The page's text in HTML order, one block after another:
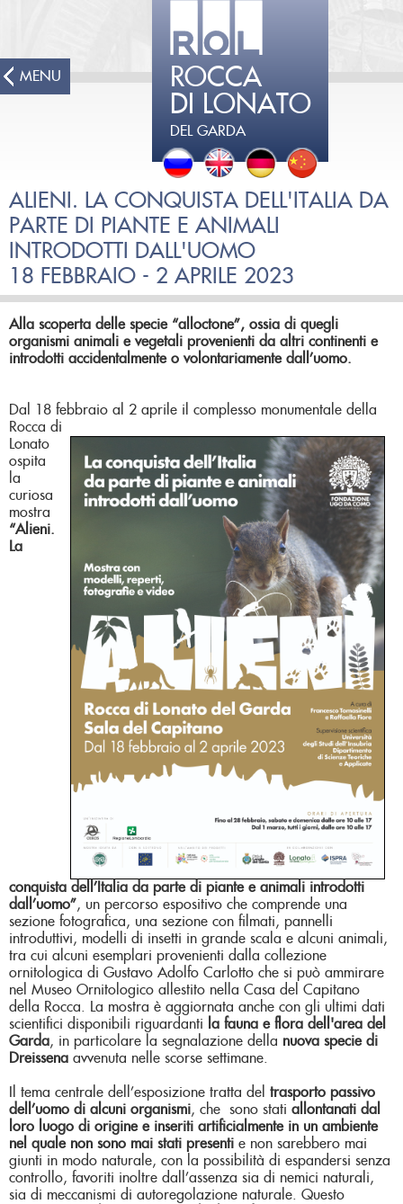
ROCCA
DI LONATO
DEL GARDA
MENU
ALIENI. LA CONQUISTA DELL'ITALIA DA
PARTE DI PIANTE E ANIMALI
INTRODOTTI DALL'UOMO
18 FEBBRAIO - 2 APRILE 2023
Alla scoperta delle specie “alloctone”, ossia di quegli
organismi animali e vegetali provenienti da altri continenti e
introdotti accidentalmente o volontariamente dall’uomo.
Dal 18 febbraio al 2 aprile il complesso monumentale della
Rocca di
Lonato
ospita
la
curiosa
mostra
“Alieni.
La
conquista dell’Italia da parte di piante e animali introdotti
dall’uomo”, un percorso espositivo che comprende una
sezione fotografica, una sezione con filmati, pannelli
introduttivi, modelli di insetti in grande scala e alcuni animali,
tra cui alcuni esemplari provenienti dalla collezione
ornitologica di Gustavo Adolfo Carlotto che si può ammirare
nel Museo Ornitologico allestito nella Casa del Capitano
della Rocca. La mostra è aggiornata anche con gli ultimi dati
scientifici disponibili riguardanti
la fauna e flora dell'area del
Garda, in particolare la segnalazione della nuova specie di
Dreissena avvenuta nelle scorse settimane.
Il tema centrale dell’esposizione tratta del trasporto passivo
dell’uomo di alcuni organismi, che sono stati allontanati dal
loro luogo di origine e inseriti artificialmente in un ambiente
nel quale non sono mai stati presenti e non sarebbero mai
giunti in modo naturale, con la possibilità di espandersi senza
controllo, favoriti inoltre dall’assenza sia di nemici naturali,
sia di meccanismi di autoregolazione naturale. Questo